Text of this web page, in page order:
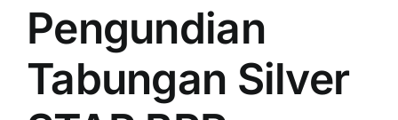
Pengundian
Tabungan Silver